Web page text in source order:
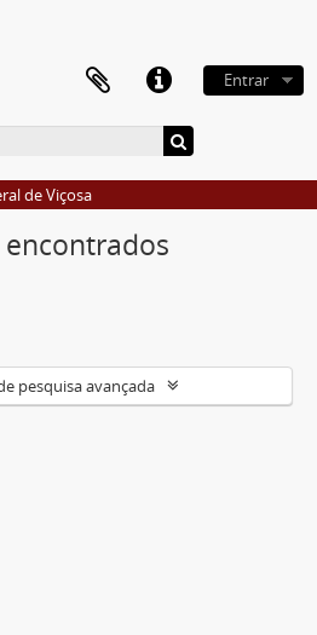
Entrar
de Viçosa
pesquisa avançada